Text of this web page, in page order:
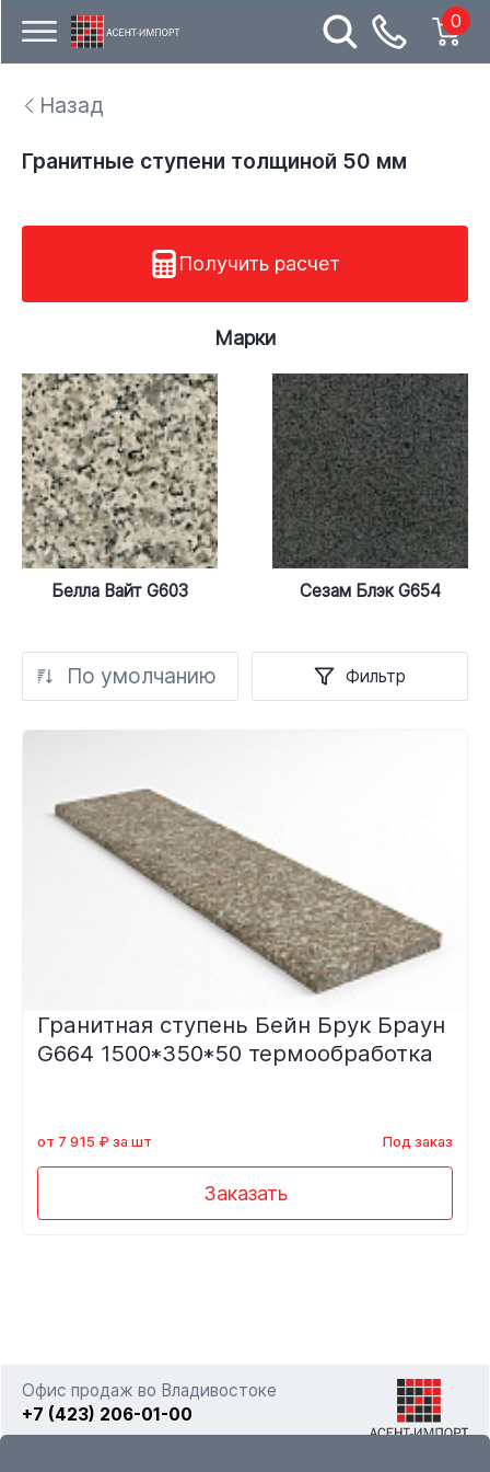
0
Назад
Гранитные ступени толщиной 50 мм
Получить расчет
Марки
Белла Вайт G603 Сезам Блэк G654
По умолчанию Фильтр
Гранитная ступень Бейн Брук Браун
G664 1500*350*50 термообработка
от 7 915 ₽ за шт Под заказ
Заказать
Офис продаж во Владивостоке
+7 (423) 206-01-00